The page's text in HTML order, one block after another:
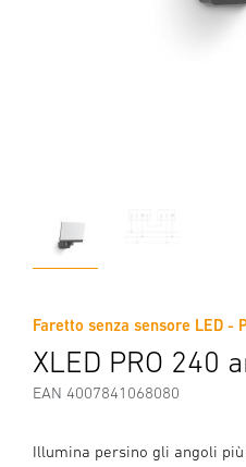
Faretto senza sensore LED -
XLED PRO 240
EAN 4007841068080
Illumina persino gli angoli